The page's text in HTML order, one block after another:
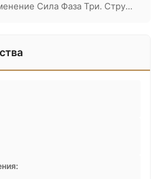
Сила Фаза Три. Стру...